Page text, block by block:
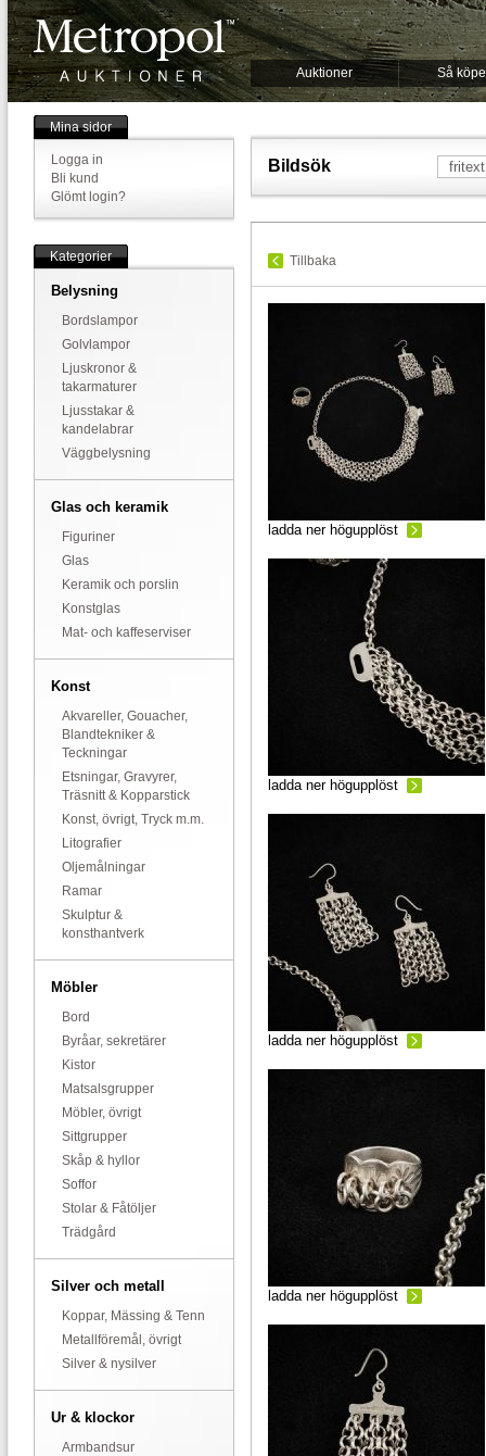
Auktioner Så
Mina sidor
Logga in
Bli kund
Glömt login?
Kategorier
Belysning
Bordslampor
Golvlampor
Ljuskronor &
takarmaturer
Ljusstakar &
kandelabrar
Väggbelysning
Glas och keramik
Figuriner
Glas
Keramik och porslin
Konstglas
Mat- och kaffeserviser
Konst
Akvareller, Gouacher,
Blandtekniker &
Teckningar
Etsningar, Gravyrer,
Träsnitt & Kopparstick
Konst, övrigt, Tryck m.m.
Litografier
Oljemålningar
Ramar
Skulptur &
konsthantverk
Möbler
Bord
Byråar, sekretärer
Kistor
Matsalsgrupper
Möbler, övrigt
Sittgrupper
Skåp & hyllor
Soffor
Stolar & Fåtöljer
Trädgård
Silver och metall
Koppar, Mässing & Tenn
Metallföremål, övrigt
Silver & nysilver
Ur & klockor
Armbandsur
Bildsök
Tillbaka
ladda ner högupplöst
ladda ner högupplöst
ladda ner högupplöst
ladda ner högupplöst